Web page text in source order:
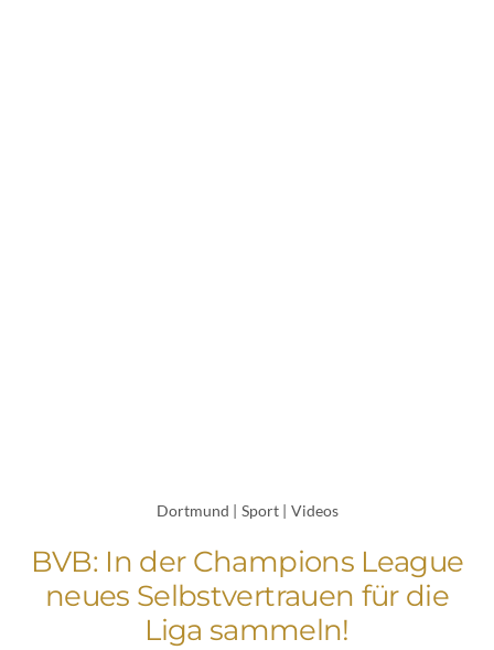
Dortmund | Sport | Videos
BVB: In der Champions League
neues Selbstvertrauen für die
Liga sammeln!